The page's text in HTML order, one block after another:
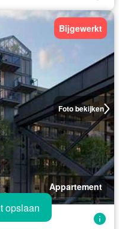
Foto bekijken
Bijgewerkt
Appartement
opslaan